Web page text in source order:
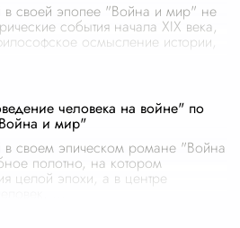
в своей эпопее "Война и мир" не
события начала XIX века,
осмысление истории,
человека на войне" по
и мир"
в своем эпическом романе "Война
полотно, на котором
целой эпохи, а в центре